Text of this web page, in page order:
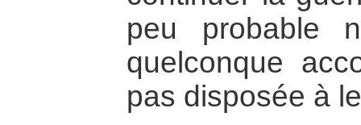
peu probable
quelconque
pas disposée à